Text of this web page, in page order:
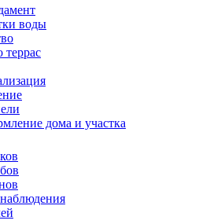
воды
террас
дома и участка